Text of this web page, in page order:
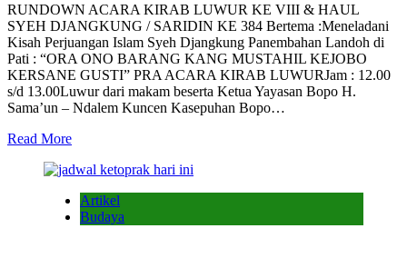
RUNDOWN ACARA KIRAB LUWUR KE VIII & HAUL
SYEH DJANGKUNG / SARIDIN KE 384 Bertema :Meneladani
Kisah Perjuangan Islam Syeh Djangkung Panembahan Landoh di
Pati : “ORA ONO BARANG KANG MUSTAHIL KEJOBO
KERSANE GUSTI” PRA ACARA KIRAB LUWURJam : 12.00
s/d 13.00Luwur dari makam beserta Ketua Yayasan Bopo H.
Sama’un – Ndalem Kuncen Kasepuhan Bopo…
Read More
Artikel
Budaya